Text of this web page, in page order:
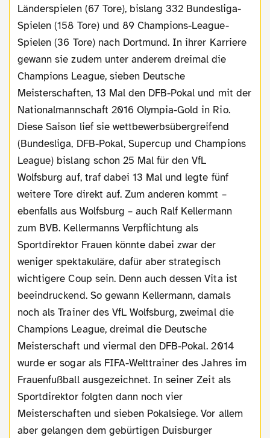
Länderspielen (67 Tore), bislang 332 Bundesliga-
Spielen (158 Tore) und 89 Champions-League-
Spielen (36 Tore) nach Dortmund. In ihrer Karriere
gewann sie zudem unter anderem dreimal die
Champions League, sieben Deutsche
Meisterschaften, 13 Mal den DFB-Pokal und mit der
Nationalmannschaft 2016 Olympia-Gold in Rio.
Diese Saison lief sie wettbewerbsübergreifend
(Bundesliga, DFB-Pokal, Supercup und Champions
League) bislang schon 25 Mal für den VfL
Wolfsburg auf, traf dabei 13 Mal und legte fünf
weitere Tore direkt auf. Zum anderen kommt –
ebenfalls aus Wolfsburg – auch Ralf Kellermann
zum BVB. Kellermanns Verpflichtung als
Sportdirektor Frauen könnte dabei zwar der
weniger spektakuläre, dafür aber strategisch
wichtigere Coup sein. Denn auch dessen Vita ist
beeindruckend. So gewann Kellermann, damals
noch als Trainer des VfL Wolfsburg, zweimal die
Champions League, dreimal die Deutsche
Meisterschaft und viermal den DFB-Pokal. 2014
wurde er sogar als FIFA-Welttrainer des Jahres im
Frauenfußball ausgezeichnet. In seiner Zeit als
Sportdirektor folgten dann noch vier
Meisterschaften und sieben Pokalsiege. Vor allem
aber gelangen dem gebürtigen Duisburger